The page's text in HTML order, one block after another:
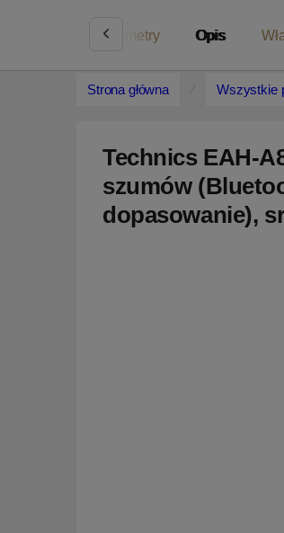
Strona główna Wszystkie
Technics EAH-
szumów
dopasowanie),
Parametry Opis